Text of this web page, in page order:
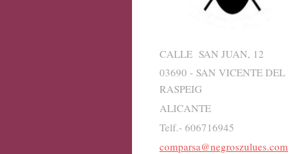
CALLE SAN JUAN, 12
03690 - SAN VICENTE DEL
RASPEIG
ALICANTE
Telf.- 606716945
comparsa@negroszulues.com